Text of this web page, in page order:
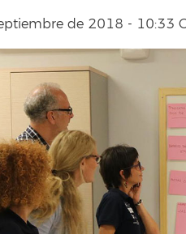
de 2018 - 10:33